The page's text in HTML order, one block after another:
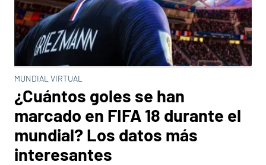
MUNDIAL VIRTUAL
¿Cuántos goles se han
marcado en FIFA 18 durante el
mundial? Los datos más
interesantes